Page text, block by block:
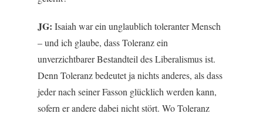
JG: Isaiah war ein unglaublich toleranter Mensch
– und ich glaube, dass Toleranz ein
unverzichtbarer Bestandteil des Liberalismus ist.
Denn Toleranz bedeutet ja nichts anderes, als dass
jeder nach seiner Fasson glücklich werden kann,
sofern er andere dabei nicht stört. Wo Toleranz